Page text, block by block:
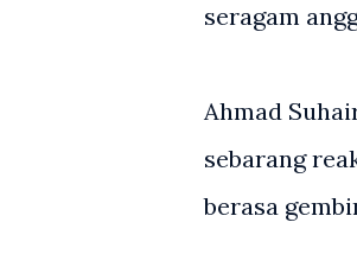
seragam
Ahmad
sebarang
berasa